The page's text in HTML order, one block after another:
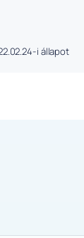
i állapot